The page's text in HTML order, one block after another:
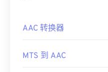
FFmpeg 、Flake
Audiocogs。最后，正如
如何打开 AAC
为了获得最佳效果，请
AAC 转换器
MTS 到 AAC